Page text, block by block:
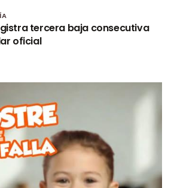
tercera baja consecutiva
oficial